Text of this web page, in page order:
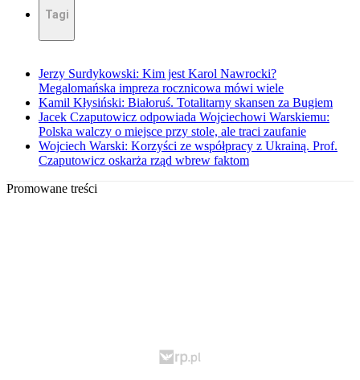
Tagi
Jerzy Surdykowski: Kim jest Karol Nawrocki?
Megalomańska impreza rocznicowa mówi wiele
Kamil Kłysiński: Białoruś. Totalitarny skansen za Bugiem
Jacek Czaputowicz odpowiada Wojciechowi Warskiemu:
Polska walczy o miejsce przy stole, ale traci zaufanie
Wojciech Warski: Korzyści ze współpracy z Ukrainą. Prof.
Czaputowicz oskarża rząd wbrew faktom
Promowane treści